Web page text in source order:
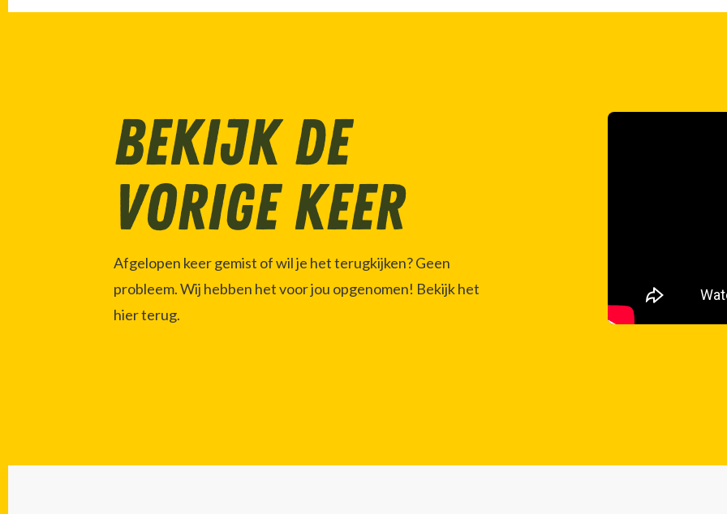
Bekijk de
vorige keer
Afgelopen keer gemist of wil je het terugkijken? Geen
probleem. Wij hebben het voor jou opgenomen! Bekijk het
hier terug.